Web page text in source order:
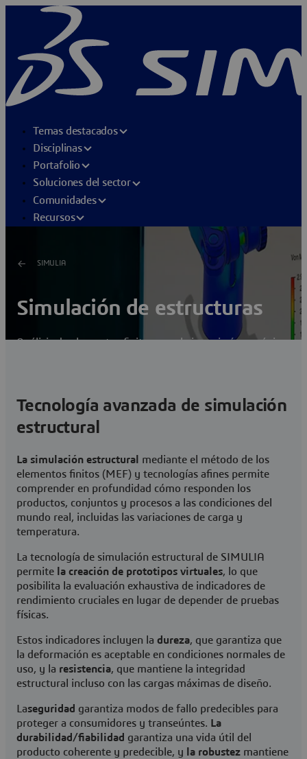
Temas destacados
Disciplinas
Portafolio
Soluciones del sector
Comunidades
Recursos
SIMULIA
Simulación de estructuras
Análisis de elementos finitos para la ingeniería mecánica
Visitar una comunidad de usuarios de SIMULIA
Tecnología avanzada de simulación
estructural
La simulación estructural
mediante el método de los
elementos finitos (MEF) y tecnologías afines permite
comprender en profundidad cómo responden los
productos, conjuntos y procesos a las condiciones del
mundo real, incluidas las variaciones de carga y
temperatura.
La tecnología de simulación estructural de SIMULIA
permite la creación de prototipos virtuales, lo que
posibilita la evaluación exhaustiva de indicadores de
rendimiento cruciales en lugar de depender de pruebas
físicas.
Estos indicadores incluyen la dureza, que garantiza que
la deformación es aceptable en condiciones normales de
uso, y la resistencia, que mantiene la integridad
estructural incluso con las cargas máximas de diseño.
Laseguridad garantiza modos de fallo predecibles para
proteger a consumidores y transeúntes. La
durabilidad/fiabilidad garantiza una vida útil del
producto coherente y predecible, y
la robustez mantiene